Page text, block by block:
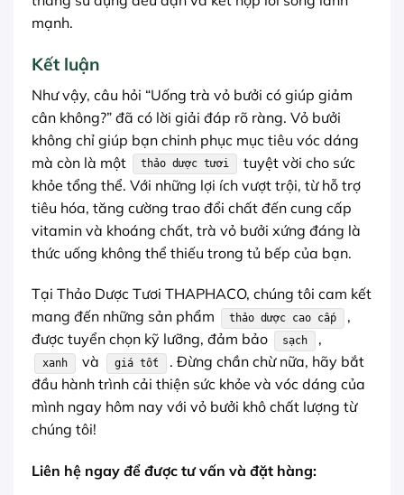
mạnh.
Kết luận
Như vậy, câu hỏi “Uống trà vỏ bưởi có giúp giảm
cân không?” đã có lời giải đáp rõ ràng. Vỏ bưởi
không chỉ giúp bạn chinh phục mục tiêu vóc dáng
mà còn là một
thảo dược tươi
tuyệt vời cho sức
khỏe tổng thể. Với những lợi ích vượt trội, từ hỗ trợ
tiêu hóa, tăng cường trao đổi chất đến cung cấp
vitamin và khoáng chất, trà vỏ bưởi xứng đáng là
thức uống không thể thiếu trong tủ bếp của bạn.
Tại Thảo Dược Tươi THAPHACO, chúng tôi cam kết
mang đến những sản phẩm
thảo dược cao cấp
,
được tuyển chọn kỹ lưỡng, đảm bảo
sạch ,
xanh và giá tốt
. Đừng chần chừ nữa, hãy bắt
đầu hành trình cải thiện sức khỏe và vóc dáng của
mình ngay hôm nay với vỏ bưởi khô chất lượng từ
chúng tôi!
Liên hệ ngay để được tư vấn và đặt hàng: